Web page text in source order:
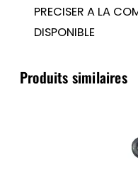
/
12
PRECISER A LA
DISPONIBLE
Produits similaires